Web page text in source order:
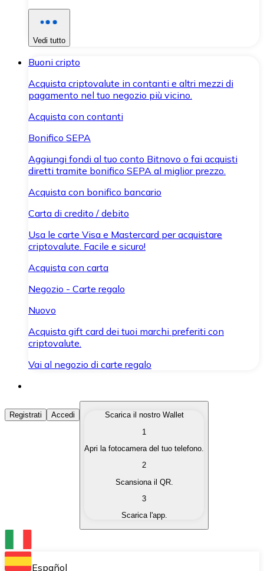
Vedi tutto
Buoni cripto
Acquista criptovalute in contanti e altri mezzi di
pagamento nel tuo negozio più vicino.
Acquista con contanti
Bonifico SEPA
Aggiungi fondi al tuo conto Bitnovo o fai acquisti
diretti tramite bonifico SEPA al miglior prezzo.
Acquista con bonifico bancario
Carta di credito / debito
Usa le carte Visa e Mastercard per acquistare
criptovalute. Facile e sicuro!
Acquista con carta
Negozio - Carte regalo
Nuovo
Acquista gift card dei tuoi marchi preferiti con
criptovalute.
Vai al negozio di carte regalo
Acquista Criptovalute
Acquista le criptovalute che ti interessano in modo
Converti le tue criptovalute in valuta fiat quando ne
Scambia una criptovaluta con un'altra
Conserva le tue cripto in un Wallet self-custodial.
Registrati Accedi
Scarica il nostro Wallet
1
Apri la fotocamera del tuo telefono.
2
Scansiona il QR.
3
Scarica l'app.
Español